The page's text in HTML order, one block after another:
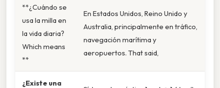
**¿Cuándo se
usa la milla en
la vida diaria?
Which means
**
En Estados Unidos, Reino Unido y
Australia, principalmente en tráfico,
navegación marítima y
aeropuertos. That said,
¿Existe una